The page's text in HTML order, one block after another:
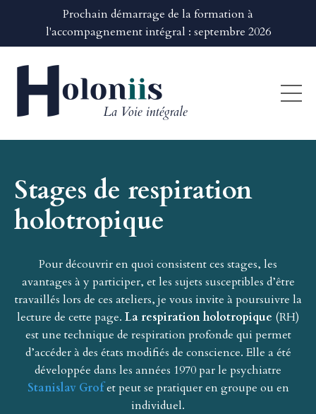
Prochain démarrage de la formation à
l'accompagnement intégral : septembre 2026
Stages de respiration
holotropique
Pour découvrir en quoi consistent ces stages, les
avantages à y participer, et les sujets susceptibles d’être
travaillés lors de ces ateliers, je vous invite à poursuivre la
lecture de cette page. La respiration holotropique (RH)
est une technique de respiration profonde qui permet
d’accéder à des états modifiés de conscience. Elle a été
développée dans les années 1970 par le psychiatre
Stanislav Grofet peut se pratiquer en groupe ou en
individuel.